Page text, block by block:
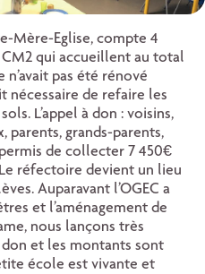
Mère-Eglise, compte 4
qui accueillent au total
pas été rénové
nécessaire de refaire les
L’appel à don : voisins,
parents, grands-parents,
de collecter 7 450€
réfectoire devient un lieu
Auparavant l’OGEC a
et l’aménagement de
nous lançons très
et les montants sont
école est vivante et